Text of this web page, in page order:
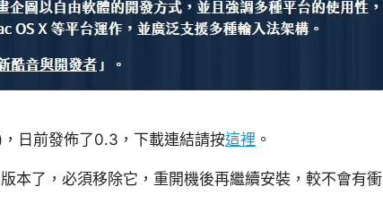
日前發佈了0.3，下載連結請按這裡 。
本了，必須移除它，重開機後再繼續安裝，較不會有衝